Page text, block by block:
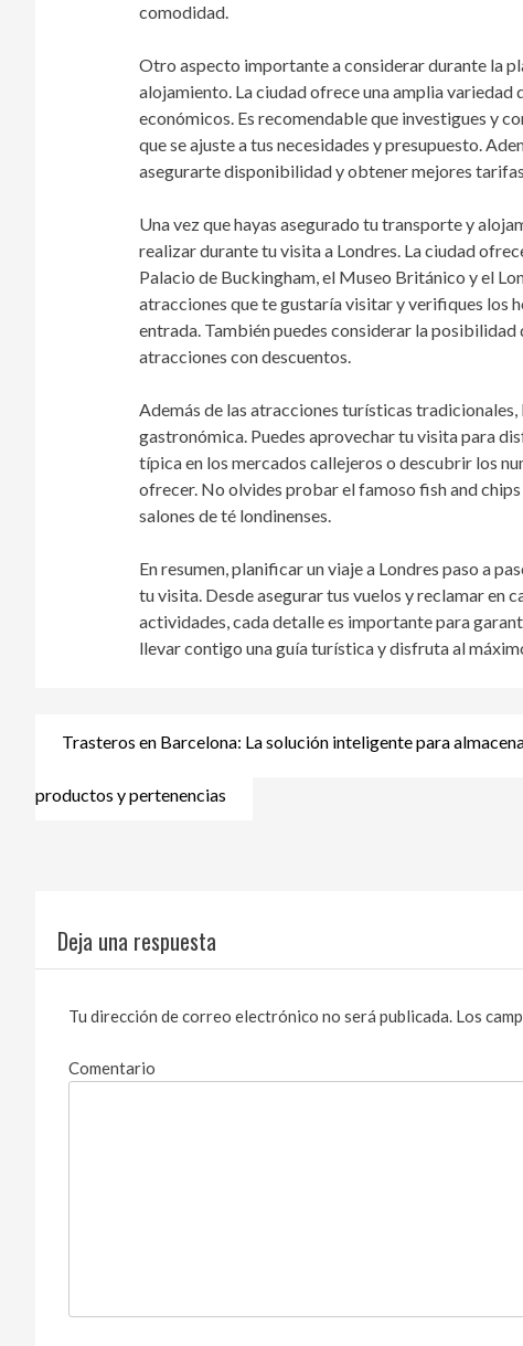
comodidad.
Otro aspecto importante a considerar durante la
alojamiento. La ciudad ofrece una amplia variedad
económicos. Es recomendable que investigues y
que se ajuste a tus necesidades y presupuesto.
asegurarte disponibilidad y obtener mejores
Una vez que hayas asegurado tu transporte y
realizar durante tu visita a Londres. La ciudad
Palacio de Buckingham, el Museo Británico y el
atracciones que te gustaría visitar y verifiques los
entrada. También puedes considerar la
atracciones con descuentos.
Además de las atracciones turísticas
gastronómica. Puedes aprovechar tu visita para
típica en los mercados callejeros o descubrir los
ofrecer. No olvides probar el famoso fish and
salones de té londinenses.
En resumen, planificar un viaje a Londres paso a
tu visita. Desde asegurar tus vuelos y reclamar en
actividades, cada detalle es importante para
llevar contigo una guía turística y disfruta al
Navegación
de
Trasteros en Barcelona: La solución inteligente para
productos y pertenencias
Deja una respuesta
Tu dirección de correo electrónico no será publicada. Los
Comentario